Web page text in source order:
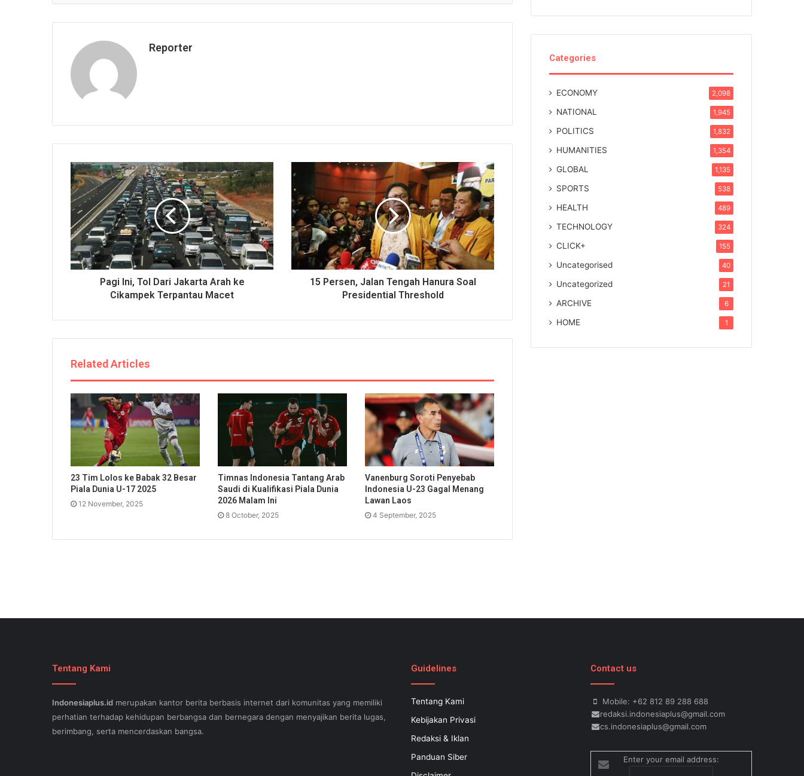
Reporter
Pagi Ini, Tol Dari Jakarta Arah ke
Cikampek Terpantau Macet
15 Persen, Jalan Tengah Hanura Soal
Presidential Threshold
Related Articles
23 Tim Lolos ke Babak 32 Besar
Piala Dunia U-17 2025
12 November, 2025
Timnas Indonesia Tantang Arab
Saudi di Kualifikasi Piala Dunia
2026 Malam Ini
8 October, 2025
Vanenburg Soroti Penyebab
Indonesia U-23 Gagal Menang
Lawan Laos
4 September, 2025
Categories
ECONOMY 2,098
NATIONAL 1,945
POLITICS 1,832
HUMANITIES 1,354
GLOBAL 1,135
SPORTS 538
HEALTH 489
TECHNOLOGY 324
CLICK+ 155
Uncategorised 40
Uncategorized 21
ARCHIVE 6
HOME 1
Tentang Kami
Indonesiaplus.id merupakan kantor berita berbasis internet dari komunitas yang memiliki
perhatian terhadap kehidupan berbangsa dan bernegara dengan menyajikan berita lugas,
berimbang, serta mencerdaskan bangsa.
Guidelines
Tentang Kami
Kebijakan Privasi
Redaksi & Iklan
Panduan Siber
Contact us
Mobile: +62 812 89 288 688
redaksi.indonesiaplus@gmail.com
cs.indonesiaplus@gmail.com
Enter your email address: